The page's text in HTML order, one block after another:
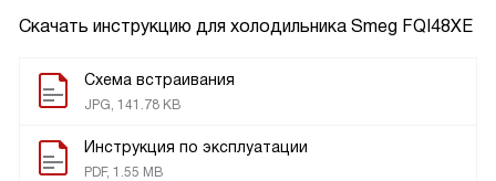
Скачать инструкцию для холодильника Smeg FQI48XE
Схема встраивания
JPG, 141.78 KB
Инструкция по эксплуатации
PDF, 1.55 MB